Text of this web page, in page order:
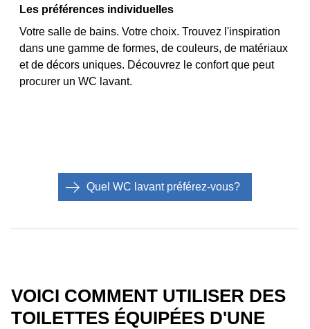
Les préférences individuelles
Votre salle de bains. Votre choix. Trouvez l'inspiration
dans une gamme de formes, de couleurs, de matériaux
et de décors uniques. Découvrez le confort que peut
Quel WC lavant préférez-vous?
VOICI COMMENT UTILISER DES
TOILETTES ÉQUIPÉES D'UNE